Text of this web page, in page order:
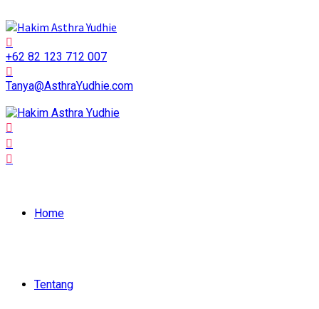
+62 82 123 712 007
Tanya@AsthraYudhie.com
Home
Tentang